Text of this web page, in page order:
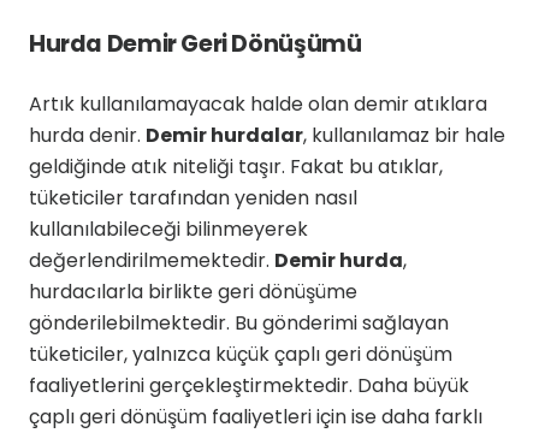
Hurda Demir Geri Dönüşümü
Artık kullanılamayacak halde olan demir atıklara
hurda denir. Demir hurdalar, kullanılamaz bir hale
geldiğinde atık niteliği taşır. Fakat bu atıklar,
tüketiciler tarafından yeniden nasıl
kullanılabileceği bilinmeyerek
değerlendirilmemektedir. Demir hurda,
hurdacılarla birlikte geri dönüşüme
gönderilebilmektedir. Bu gönderimi sağlayan
tüketiciler, yalnızca küçük çaplı geri dönüşüm
faaliyetlerini gerçekleştirmektedir. Daha büyük
çaplı geri dönüşüm faaliyetleri için ise daha farklı